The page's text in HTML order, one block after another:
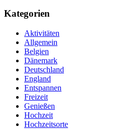
Kategorien
Aktivitäten
Allgemein
Belgien
Dänemark
Deutschland
England
Entspannen
Freizeit
Genießen
Hochzeit
Hochzeitsorte